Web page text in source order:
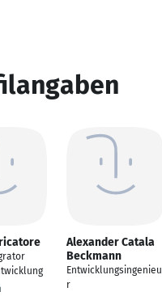
Alexander Catala
Beckmann
Entwicklungsingenieu
r